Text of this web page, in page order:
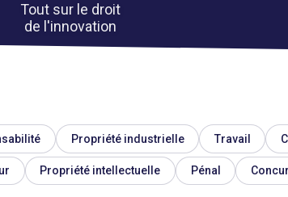
Tout sur le droit
de l'innovation
Propriété industrielle Travail
Propriété intellectuelle Pénal